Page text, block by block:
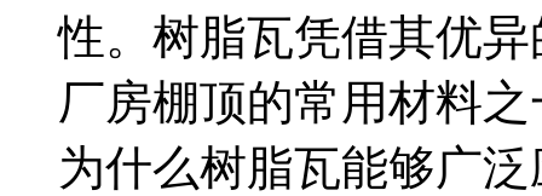
性。树脂瓦凭借其优
厂房棚顶的常用材料
为什么树脂瓦能够广